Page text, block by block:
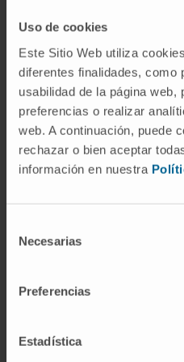
Uso de cookies
Este Sitio Web utiliza
diferentes finalidades, como
usabilidad de la página web,
preferencias o realizar
web. A continuación, puede
rechazar o bien aceptar
información en nuestra
Necesarias
Preferencias
Estadística
The analysis of the
CRBN/Cereblon and
mRNA/protein showed
levels were able to
survival of patients;
associated with
associated with longer
immunomodulatory
In conclusion, the
automatically quantify